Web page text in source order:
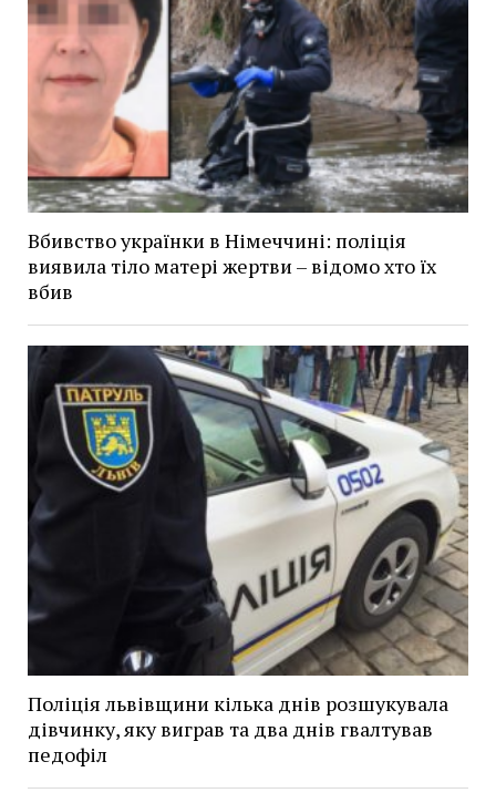
Вбивство українки в Німеччині: поліція
виявила тіло матері жертви – відомо хто їх
вбив
Поліція львівщини кілька днів розшукувала
дівчинку, яку виграв та два днів гвалтував
педофіл